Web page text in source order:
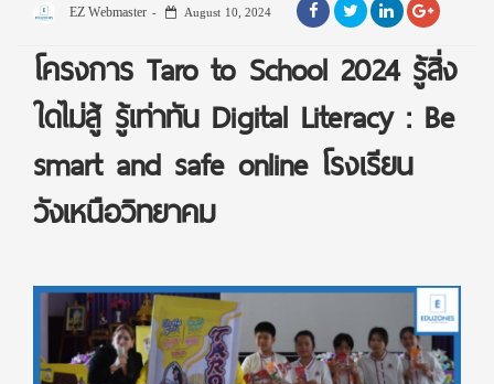
EZ Webmaster August 10, 2024
โครงการ Taro to School 2024 รู้สิ่ง
ใดไม่สู้ รู้เท่าทัน Digital Literacy : Be
smart and safe online โรงเรียน
วังเหนือวิทยาคม